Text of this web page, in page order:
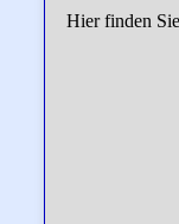
Hier finden